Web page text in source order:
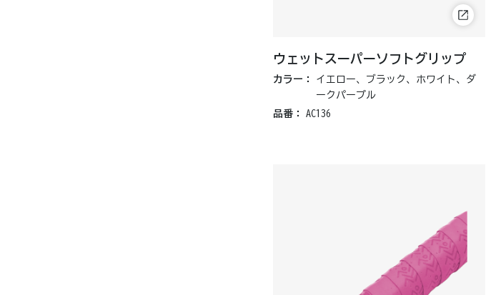
ウェットスーパーソフトグリップ
カラー：
イエロー、ブラック、ホワイト、ダ
ークパープル
品番：
AC136